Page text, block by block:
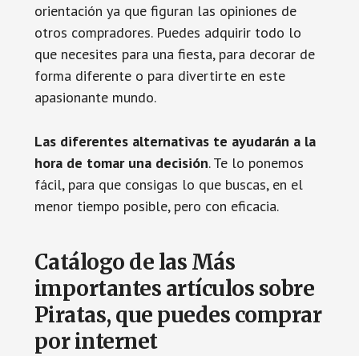
orientación ya que figuran las opiniones de
otros compradores. Puedes adquirir todo lo
que necesites para una fiesta, para decorar de
forma diferente o para divertirte en este
apasionante mundo.
Las diferentes alternativas te ayudarán a la
hora de tomar una decisión. Te lo ponemos
fácil, para que consigas lo que buscas, en el
menor tiempo posible, pero con eficacia.
Catálogo de las Más
importantes artículos sobre
Piratas, que puedes comprar
por internet